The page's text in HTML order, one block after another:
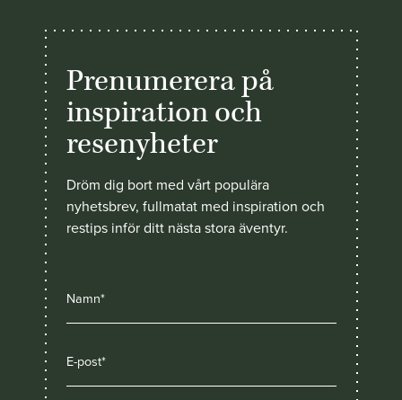
Prenumerera på
inspiration och
resenyheter
Dröm dig bort med vårt populära
nyhetsbrev, fullmatat med inspiration och
restips inför ditt nästa stora äventyr.